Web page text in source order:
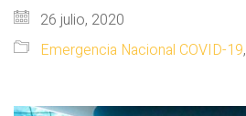
26 julio, 2020
Emergencia Nacional COVID-19,